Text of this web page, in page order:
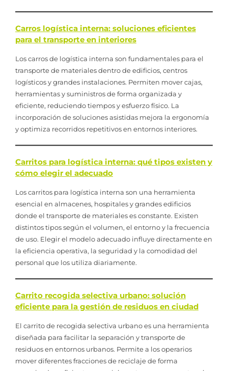
Carros logística interna: soluciones eficientes
para el transporte en interiores
Los carros de logística interna son fundamentales para el
transporte de materiales dentro de edificios, centros
logísticos y grandes instalaciones. Permiten mover cajas,
herramientas y suministros de forma organizada y
eficiente, reduciendo tiempos y esfuerzo físico. La
incorporación de soluciones asistidas mejora la ergonomía
y optimiza recorridos repetitivos en entornos interiores.
Carritos para logística interna: qué tipos existen y
cómo elegir el adecuado
Los carritos para logística interna son una herramienta
esencial en almacenes, hospitales y grandes edificios
donde el transporte de materiales es constante. Existen
distintos tipos según el volumen, el entorno y la frecuencia
de uso. Elegir el modelo adecuado influye directamente en
la eficiencia operativa, la seguridad y la comodidad del
personal que los utiliza diariamente.
Carrito recogida selectiva urbano: solución
eficiente para la gestión de residuos en ciudad
El carrito de recogida selectiva urbano es una herramienta
diseñada para facilitar la separación y transporte de
residuos en entornos urbanos. Permite a los operarios
mover diferentes fracciones de reciclaje de forma